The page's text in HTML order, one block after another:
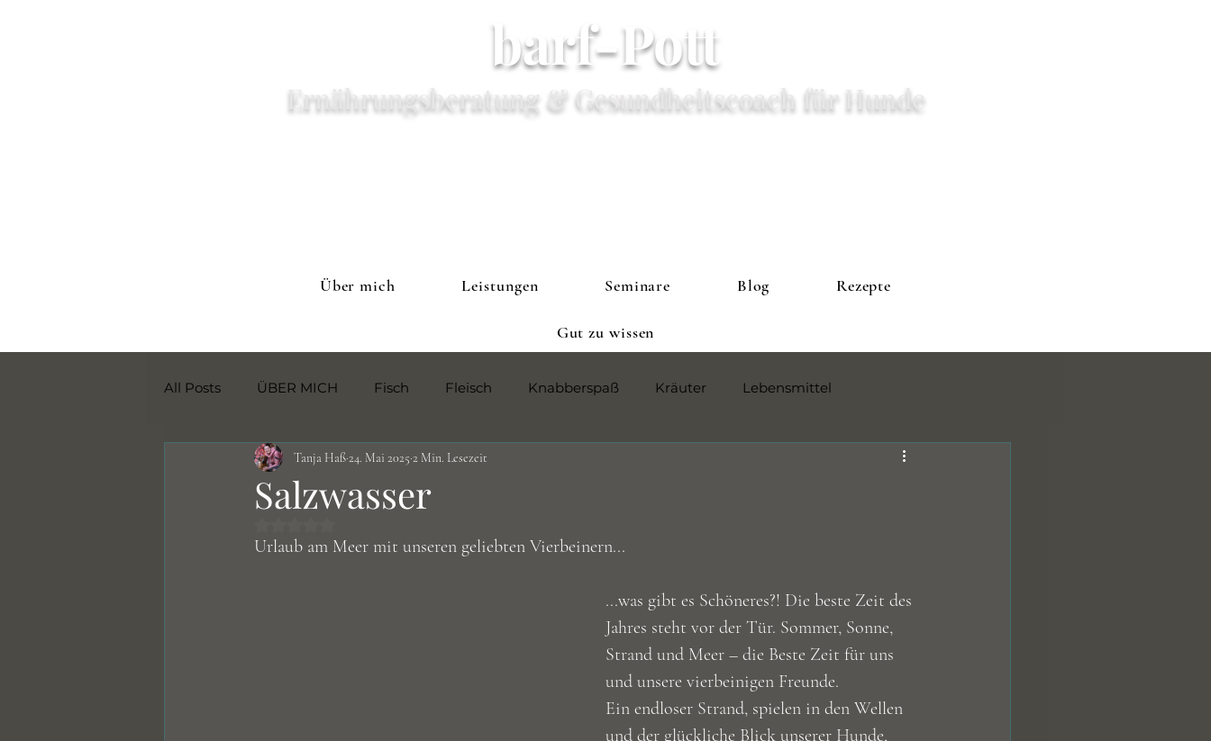
barf-Pott
Ernährungsberatung & Gesundheitscoach für Hunde
Über mich Leistungen Seminare Blog Rezepte
Gut zu wissen
All Posts ÜBER MICH Fisch Fleisch Knabberspaß Kräuter Lebensmittel
Nahrungsergänzungsmittel Nüsse&Samen Hundeleckerli
Salzwasser
Tanja Haß24. Mai 2025 2 Min. Lesezeit
Urlaub am Meer mit unseren geliebten Vierbeinern...
...was gibt es Schöneres?! Die beste Zeit des
Jahres steht vor der Tür. Sommer, Sonne,
Strand und Meer – die Beste Zeit für uns
und unsere vierbeinigen Freunde.
Ein endloser Strand, spielen in den Wellen
und der glückliche Blick unserer Hunde,